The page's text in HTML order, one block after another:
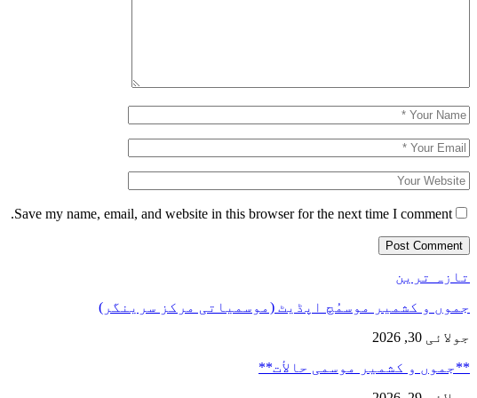
Save my name, email, and website in this browser for the next time I comment.
تازہ ترین
جموں و کشمیر موسمُچ اپڈیٹ (موسمیاتی مرکز سرینگر)
جولائی 30, 2026
**جموں و كشمیر موسمی حالأت**